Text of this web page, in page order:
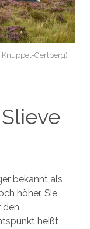
Knüppel-Gertberg)
bekannt als
höher. Sie
den
heißt